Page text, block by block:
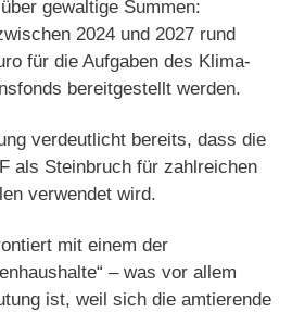
gewaltige Summen:
2024 und 2027 rund
für die Aufgaben des Klima-
bereitgestellt werden.
verdeutlicht bereits, dass die
als Steinbruch für zahlreichen
verwendet wird.
mit einem der
– was vor allem
ist, weil sich die amtierende